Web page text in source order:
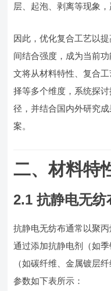
层、起泡、剥离等现象
因此，优化复合工艺以
间结合强度，成为当前
文将从材料特性、复合
择等多个维度，系统探
径，并结合国内外研究
案。
二、材料特
2.1 抗静电无纺
抗静电无纺布通常以聚
通过添加抗静电剂（如
（如碳纤维、金属镀层
参数如下表所示：